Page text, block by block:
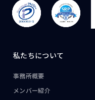
私たちについて
事務所概要
メンバー紹介